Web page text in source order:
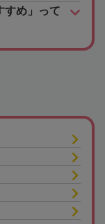
すめ」って